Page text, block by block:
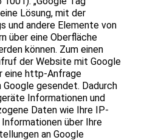
Lösung, mit der
und andere Elemente von
über eine Oberfläche
können. Zum einen
der Website mit Google
eine http-Anfrage
Google gesendet. Dadurch
Informationen und
Daten wie Ihre IP-
über Ihre
an Google